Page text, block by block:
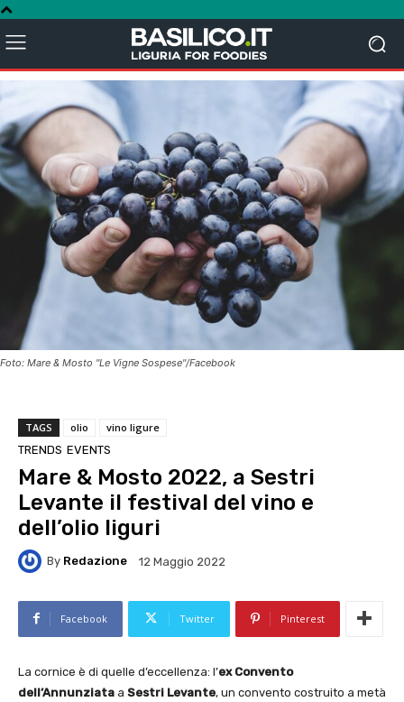
Foto: Mare & Mosto "Le Vigne Sospese"/Facebook
TAGS olio
vino ligure
TRENDS EVENTS
Mare & Mosto 2022, a Sestri
Levante il festival del vino e
dell’olio liguri
By Redazione 12 Maggio 2022
Facebook Twitter Pinterest
La cornice è di quelle d’eccellenza: l’ex Convento
dell’Annunziata a Sestri Levante, un convento costruito a metà